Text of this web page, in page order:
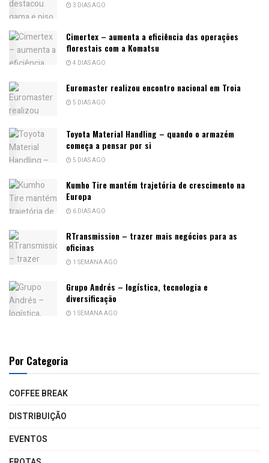
3 DIAS AGO
Cimertex – aumenta a eficiência das operações
florestais com a Komatsu
4 DIAS AGO
Euromaster realizou encontro nacional em Troia
5 DIAS AGO
Toyota Material Handling – quando o armazém
começa a pensar por si
5 DIAS AGO
Kumho Tire mantém trajetória de crescimento na
Europa
6 DIAS AGO
RTransmission – trazer mais negócios para as
oficinas
1 SEMANA AGO
Grupo Andrés – logística, tecnologia e
diversificação
1 SEMANA AGO
Por Categoria
COFFEE BREAK
DISTRIBUIÇÃO
EVENTOS